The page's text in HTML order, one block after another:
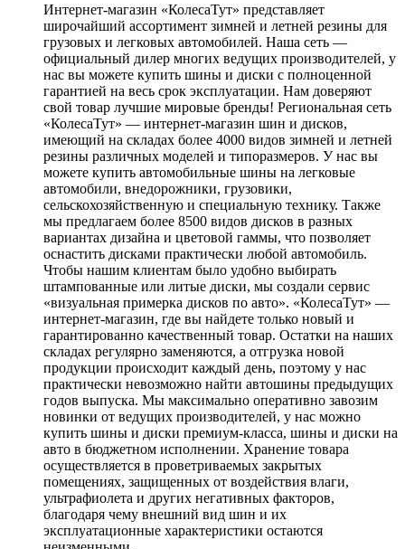
Интернет-магазин «КолесаТут» представляет
широчайший ассортимент зимней и летней резины для
грузовых и легковых автомобилей. Наша сеть —
официальный дилер многих ведущих производителей, у
нас вы можете купить шины и диски с полноценной
гарантией на весь срок эксплуатации. Нам доверяют
свой товар лучшие мировые бренды! Региональная сеть
«КолесаТут» — интернет-магазин шин и дисков,
имеющий на складах более 4000 видов зимней и летней
резины различных моделей и типоразмеров. У нас вы
можете купить автомобильные шины на легковые
автомобили, внедорожники, грузовики,
сельскохозяйственную и специальную технику. Также
мы предлагаем более 8500 видов дисков в разных
вариантах дизайна и цветовой гаммы, что позволяет
оснастить дисками практически любой автомобиль.
Чтобы нашим клиентам было удобно выбирать
штампованные или литые диски, мы создали сервис
«визуальная примерка дисков по авто». «КолесаТут» —
интернет-магазин, где вы найдете только новый и
гарантированно качественный товар. Остатки на наших
складах регулярно заменяются, а отгрузка новой
продукции происходит каждый день, поэтому у нас
практически невозможно найти автошины предыдущих
годов выпуска. Мы максимально оперативно завозим
новинки от ведущих производителей, у нас можно
купить шины и диски премиум-класса, шины и диски на
авто в бюджетном исполнении. Хранение товара
осуществляется в проветриваемых закрытых
помещениях, защищенных от воздействия влаги,
ультрафиолета и других негативных факторов,
благодаря чему внешний вид шин и их
эксплуатационные характеристики остаются